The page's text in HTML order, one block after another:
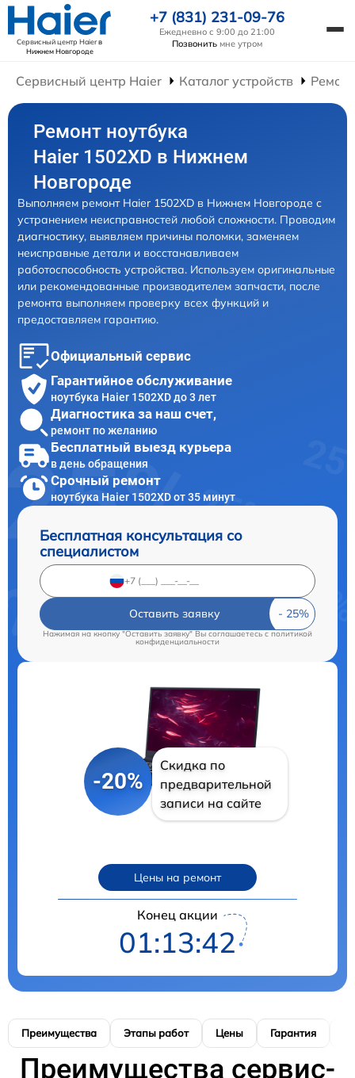
Сервисный центр Haierв
Нижнем Новгороде
+7 (831) 231-09-76
Ежедневно с 9:00 до 21:00
Позвонить мне утром
Сервисный центр Haier Каталог устройств
Ремонт ноутбука
Haier 1502XD в Нижнем
Новгороде
Выполняем ремонт Haier 1502XD в Нижнем Новгороде с
устранением неисправностей любой сложности. Проводим
диагностику, выявляем причины поломки, заменяем
неисправные детали и восстанавливаем
работоспособность устройства. Используем оригинальные
или рекомендованные производителем запчасти, после
ремонта выполняем проверку всех функций и
предоставляем гарантию.
Официальный сервис
Гарантийное обслуживание
ноутбука Haier 1502XD до 3 лет
Диагностика за наш счет,
ремонт по желанию
Бесплатный выезд курьера
в день обращения
Срочный ремонт
ноутбука Haier 1502XD от 35 минут
Бесплатная консультация со
специалистом
Оставить заявку
Нажимая на кнопку "Оставить заявку" Вы соглашаетесь cполитикой
конфиденциальности
-20%
Скидка по
предварительной
записи на сайте
Цены на ремонт
Конец акции
01:13:40
Преимущества Этапы работ Цены Гарантия
Преимущества сервис-